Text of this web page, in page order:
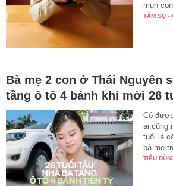
mụn
TÂM SỰ -
Bà mẹ 2 con ở Thái Nguyên
tầng ô tô 4 bánh khi mới 26
Có
ai cũng
tuổi là
bà mẹ
TIÊU